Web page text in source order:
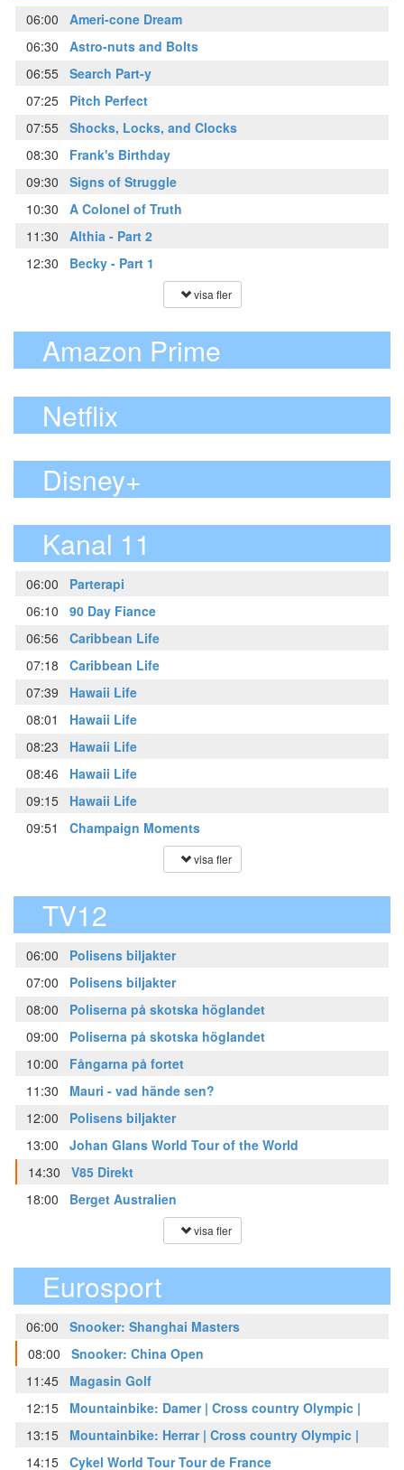
06:00
Ameri-cone Dream
06:30
Astro-nuts and Bolts
06:55 Search Part-y
07:25
Pitch Perfect
07:55 Shocks, Locks, and Clocks
08:30
Frank's Birthday
09:30
Signs of Struggle
10:30
A Colonel of Truth
11:30
Althia - Part 2
12:30
Becky - Part 1
visa fler
Amazon Prime
Netflix
Disney+
Kanal 11
06:00
Parterapi
06:10
90 Day Fiance
06:56
Caribbean Life
07:18
Caribbean Life
07:39
Hawaii Life
08:01
Hawaii Life
08:23
Hawaii Life
08:46
Hawaii Life
09:15
Hawaii Life
09:51
Champaign Moments
visa fler
TV12
06:00
Polisens biljakter
07:00
Polisens biljakter
08:00
Poliserna på skotska höglandet
09:00
Poliserna på skotska höglandet
10:00
Fångarna på fortet
11:30
Mauri - vad hände sen?
12:00
Polisens biljakter
13:00
Johan Glans World Tour of the World
14:30
V85 Direkt
18:00
Berget Australien
visa fler
Eurosport
06:00
Snooker: Shanghai Masters
08:00
Snooker: China Open
11:45
Magasin Golf
12:15
Mountainbike: Damer | Cross country Olympic |
13:15
Mountainbike: Herrar | Cross country Olympic |
14:15 Cykel World Tour Tour de France